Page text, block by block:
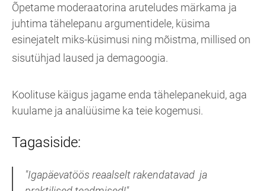
Õpetame moderaatorina aruteludes märkama ja
juhtima tähelepanu argumentidele, küsima
esinejatelt miks-küsimusi ning mõistma, millised on
sisutühjad laused ja demagoogia.
Koolituse käigus jagame enda tähelepanekuid, aga
kuulame ja analüüsime ka teie kogemusi.
Tagasiside:
"Igapäevatöös reaalselt rakendatavad ja